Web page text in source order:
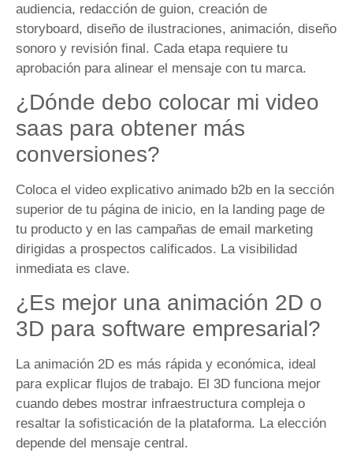
audiencia, redacción de guion, creación de
storyboard, diseño de ilustraciones, animación, diseño
sonoro y revisión final. Cada etapa requiere tu
aprobación para alinear el mensaje con tu marca.
¿Dónde debo colocar mi video
saas para obtener más
conversiones?
Coloca el video explicativo animado b2b en la sección
superior de tu página de inicio, en la landing page de
tu producto y en las campañas de email marketing
dirigidas a prospectos calificados. La visibilidad
inmediata es clave.
¿Es mejor una animación 2D o
3D para software empresarial?
La animación 2D es más rápida y económica, ideal
para explicar flujos de trabajo. El 3D funciona mejor
cuando debes mostrar infraestructura compleja o
resaltar la sofisticación de la plataforma. La elección
depende del mensaje central.